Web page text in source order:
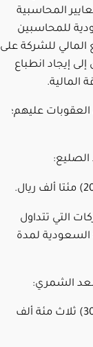
للمعايير المحاسبية
للمحاسبين
المالي للشركة على
إيجاد انطباع
المالية.
عليهم؛
الصليع:
التي تتداول
لمدة
الشمري:
1ـ غرامة مالية قدرها (300,000) ثلاث مئة ألف